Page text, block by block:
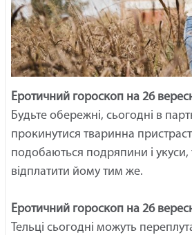
Еротичний гороскоп на 26
Будьте обережні, сьогодні в
прокинутися тваринна
подобаються подряпини і укуси,
відплатити йому тим же.
Еротичний гороскоп на 26
Тельці сьогодні можуть